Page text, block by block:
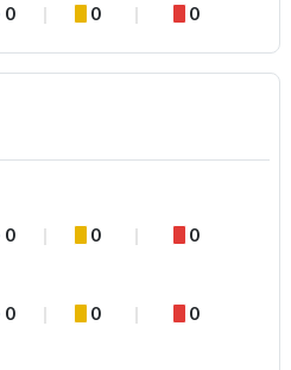
0 0 0
0 0 0
0 0 0